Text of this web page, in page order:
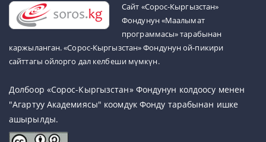
Cайт «Сорос-Кыргызстан»
Фондунун «Маалымат
программасы» тарабынан
каржыланган. «Сорос-Кыргызстан» Фондунун ой-пикири
сайттагы ойлорго дал келбеши мүмкүн.
Долбоор «Сорос-Кыргызстан» Фондунун колдоосу менен
"Агартуу Академиясы" коомдук Фонду тарабынан ишке
ашырылды.